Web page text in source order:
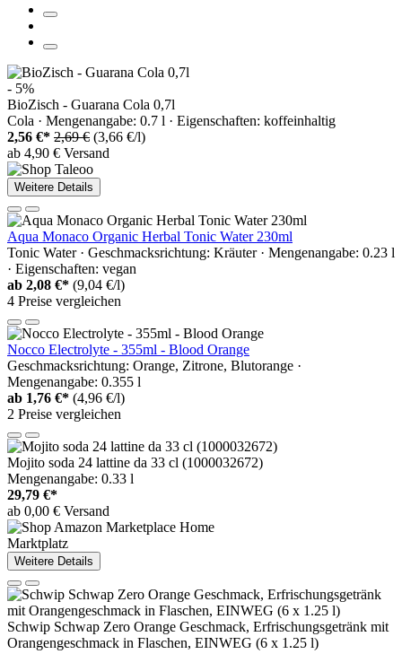
- 5%
BioZisch - Guarana Cola 0,7l
Cola · Mengenangabe: 0.7 l · Eigenschaften: koffeinhaltig
2,56 €* 2,69 € (3,66 €/l)
ab 4,90 € Versand
Weitere Details
Aqua Monaco Organic Herbal Tonic Water 230ml
Tonic Water · Geschmacksrichtung: Kräuter · Mengenangabe: 0.23 l
· Eigenschaften: vegan
ab 2,08 €* (9,04 €/l)
4 Preise vergleichen
Nocco Electrolyte - 355ml - Blood Orange
Geschmacksrichtung: Orange, Zitrone, Blutorange ·
Mengenangabe: 0.355 l
ab 1,76 €* (4,96 €/l)
2 Preise vergleichen
Mojito soda 24 lattine da 33 cl (1000032672)
Mengenangabe: 0.33 l
29,79 €*
ab 0,00 € Versand
Marktplatz
Weitere Details
Schwip Schwap Zero Orange Geschmack, Erfrischungsgetränk mit
Orangengeschmack in Flaschen, EINWEG (6 x 1.25 l)